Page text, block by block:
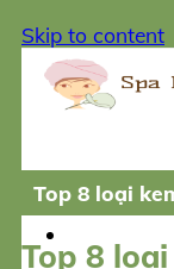
Skip to content
Top 8 loại
Top 8